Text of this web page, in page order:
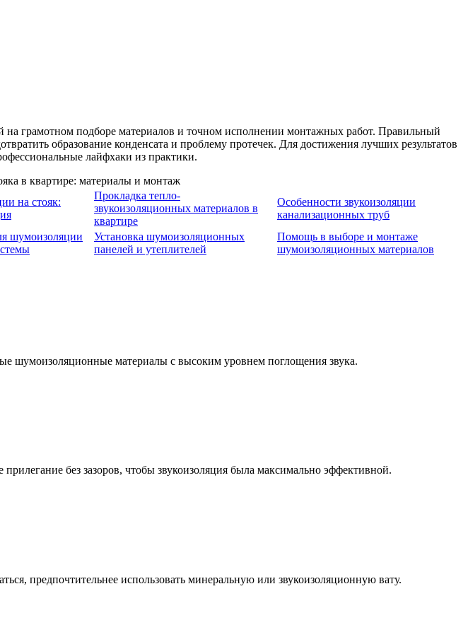
грамотном подборе материалов и точном исполнении монтажных работ. Правильный
образование конденсата и проблему протечек. Для достижения лучших результатов
лайфхаки из практики.
на стояк:
Прокладка тепло-
звукоизоляционных материалов в
квартире
Особенности звукоизоляции
канализационных труб
шумоизоляции
Установка шумоизоляционных
панелей и утеплителей
Помощь в выборе и монтаже
шумоизоляционных материалов
шумоизоляционные материалы с высоким уровнем поглощения звука.
без зазоров, чтобы звукоизоляция была максимально эффективной.
предпочтительнее использовать минеральную или звукоизоляционную вату.